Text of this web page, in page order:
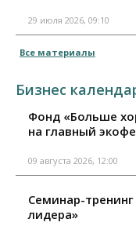
29 июля 2026, 09:10
Все материалы
Бизнес
Фонд «Больше
на главный
09 августа 2026, 12:00
Семинар-
лидера»